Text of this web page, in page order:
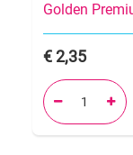
Golden
2,35
 